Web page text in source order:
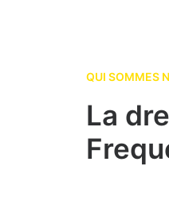
QUI SOMMES
La